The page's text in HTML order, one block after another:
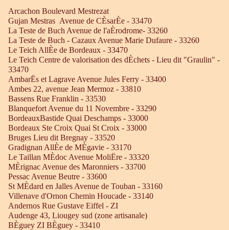
Arcachon Boulevard Mestrezat
Gujan Mestras Avenue de CÈsarÈe - 33470
La Teste de Buch Avenue de l'aÈrodrome- 33260
La Teste de Buch - Cazaux Avenue Marie Dufaure - 33260
Le Teich AllÈe de Bordeaux - 33470
Le Teich Centre de valorisation des dÈchets - Lieu dit "Graulin" -
33470
AmbarËs et Lagrave Avenue Jules Ferry - 33400
Ambes 22, avenue Jean Mermoz - 33810
Bassens Rue Franklin - 33530
Blanquefort Avenue du 11 Novembre - 33290
BordeauxBastide Quai Deschamps - 33000
Bordeaux Ste Croix Quai St Croix - 33000
Bruges Lieu dit Bregnay - 33520
Gradignan AllÈe de MÈgavie - 33170
Le Taillan MÈdoc Avenue MoliËre - 33320
MÈrignac Avenue des Maronniers - 33700
Pessac Avenue Beutre - 33600
St MÈdard en Jalles Avenue de Touban - 33160
Villenave d'Ornon Chemin Houcade - 33140
Andernos Rue Gustave Eiffel - ZI
Audenge 43, Liougey sud (zone artisanale)
BÈguey ZI BÈguey - 33410